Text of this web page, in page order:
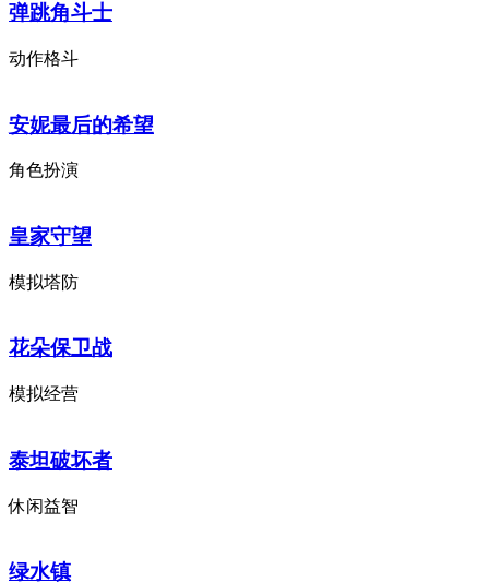
弹跳角斗士
动作格斗
安妮最后的希望
角色扮演
皇家守望
模拟塔防
花朵保卫战
模拟经营
泰坦破坏者
休闲益智
绿水镇